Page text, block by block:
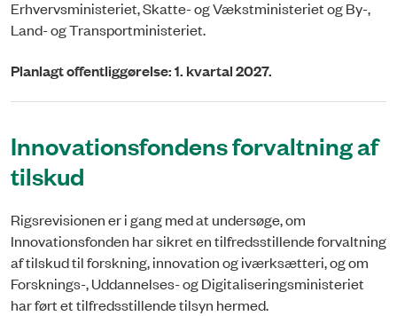
Erhvervsministeriet, Skatte- og Vækstministeriet og By-,
Land- og Transportministeriet.
Planlagt offentliggørelse: 1. kvartal 2027.
Innovationsfondens forvaltning af
tilskud
Rigsrevisionen er i gang med at undersøge, om
Innovationsfonden har sikret en tilfredsstillende forvaltning
af tilskud til forskning, innovation og iværksætteri, og om
Forsknings-, Uddannelses- og Digitaliseringsministeriet
har ført et tilfredsstillende tilsyn hermed.